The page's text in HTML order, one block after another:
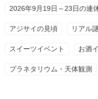
2026年9月19日～23日の連
アジサイの見頃 リアル
スイーツイベント お酒
プラネタリウム・天体観測